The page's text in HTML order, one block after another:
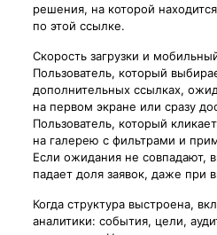
решения, на которой
по этой ссылке.
Скорость загрузки и
Пользователь, который
дополнительных ссылках,
на первом экране или сразу
Пользователь, который
на галерею с фильтрами и
Если ожидания не совпадают,
падает доля заявок, даже при
Когда структура выстроена,
аналитики: события, цели,